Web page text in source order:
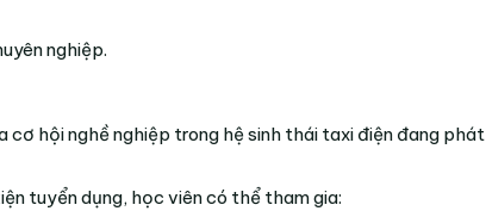
nghiệp.
cơ hội nghề nghiệp trong hệ sinh thái taxi điện đang phát
tuyển dụng, học viên có thể tham gia: